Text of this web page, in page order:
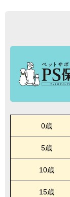
0歳
5歳
10歳
15歳